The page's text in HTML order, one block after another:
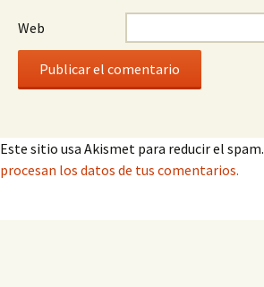
Web
Este sitio usa Akismet para reducir el spam.
procesan los datos de tus comentarios.